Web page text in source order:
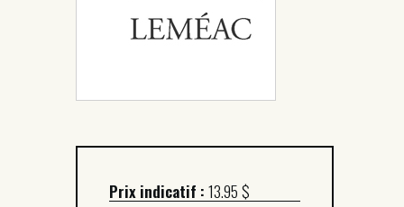
À PROPOS
Prix indicatif :13.95 $